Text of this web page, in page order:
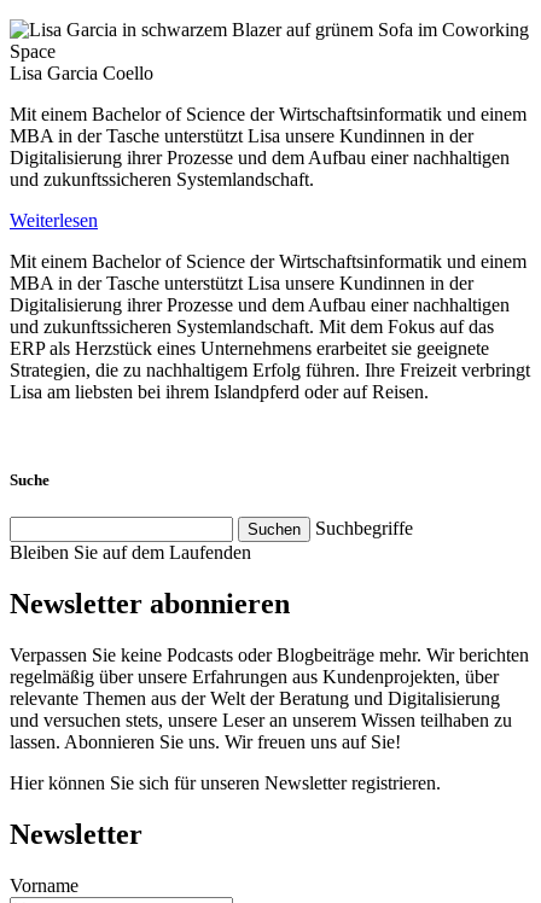
Lisa Garcia Coello
Mit einem Bachelor of Science der Wirtschaftsinformatik und einem
MBA in der Tasche unterstützt Lisa unsere Kundinnen in der
Digitalisierung ihrer Prozesse und dem Aufbau einer nachhaltigen
und zukunftssicheren Systemlandschaft.
Weiterlesen
Mit einem Bachelor of Science der Wirtschaftsinformatik und einem
MBA in der Tasche unterstützt Lisa unsere Kundinnen in der
Digitalisierung ihrer Prozesse und dem Aufbau einer nachhaltigen
und zukunftssicheren Systemlandschaft. Mit dem Fokus auf das
ERP als Herzstück eines Unternehmens erarbeitet sie geeignete
Strategien, die zu nachhaltigem Erfolg führen. Ihre Freizeit verbringt
Lisa am liebsten bei ihrem Islandpferd oder auf Reisen.
Suche
Suchen
Suchbegriffe
Bleiben Sie auf dem Laufenden
Newsletter abonnieren
Verpassen Sie keine Podcasts oder Blogbeiträge mehr. Wir berichten
regelmäßig über unsere Erfahrungen aus Kundenprojekten, über
relevante Themen aus der Welt der Beratung und Digitalisierung
und versuchen stets, unsere Leser an unserem Wissen teilhaben zu
lassen. Abonnieren Sie uns. Wir freuen uns auf Sie!
Hier können Sie sich für unseren Newsletter registrieren.
Newsletter
Vorname